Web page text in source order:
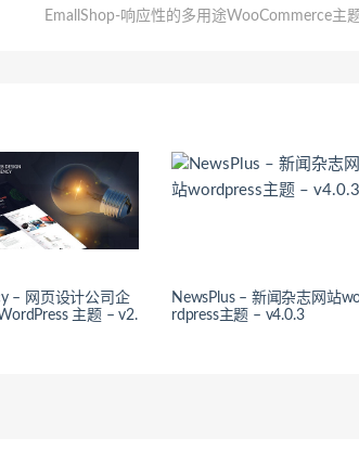
EmallShop-响应性的多用途WooCommerce主
– 网页设计公司企
主题 – v2.
NewsPlus – 新闻杂志网站
rdpress主题 – v4.0.3